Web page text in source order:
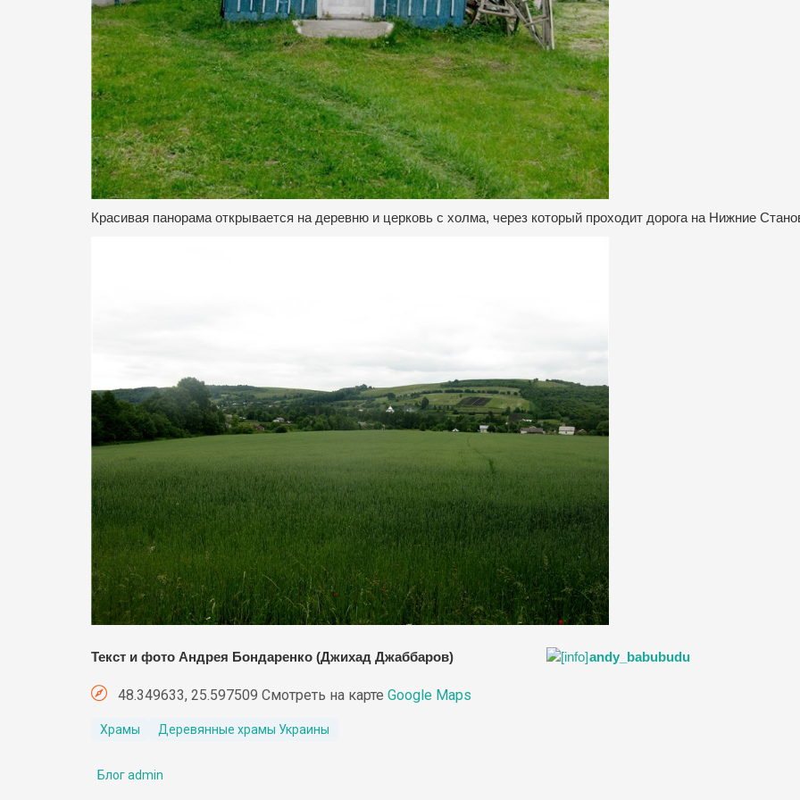
Красивая панорама открывается на деревню и церковь с холма, через который проходит дорога на Нижние
Текст и фото Андрея Бондаренко (Джихад Джаббаров) andy_babubudu
48.349633, 25.597509 Смотреть на карте Google Maps
Храмы Деревянные храмы Украины
Блог admin